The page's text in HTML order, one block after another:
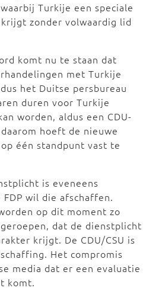
Turkije een speciale
zonder volwaardig lid
komt nu te staan dat
met Turkije
het Duitse persbureau
duren voor Turkije
worden, aldus een CDU-
hoeft de nieuwe
één standpunt vast te
is eveneens
wil die afschaffen.
op dit moment zo
dat de dienstplicht
krijgt. De CDU/CSU is
Het compromis
media dat er een evaluatie
komt.